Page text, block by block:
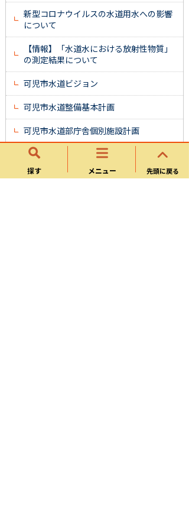
探す メニュー 先頭に戻る
新型コロナウイルスの水道用水への影響
について
【情報】「水道水における放射性物質」
の測定結果について
可児市水道ビジョン
可児市水道整備基本計画
可児市水道部庁舎個別施設計画
浄水発生土はいかがですか
様式ダウンロード